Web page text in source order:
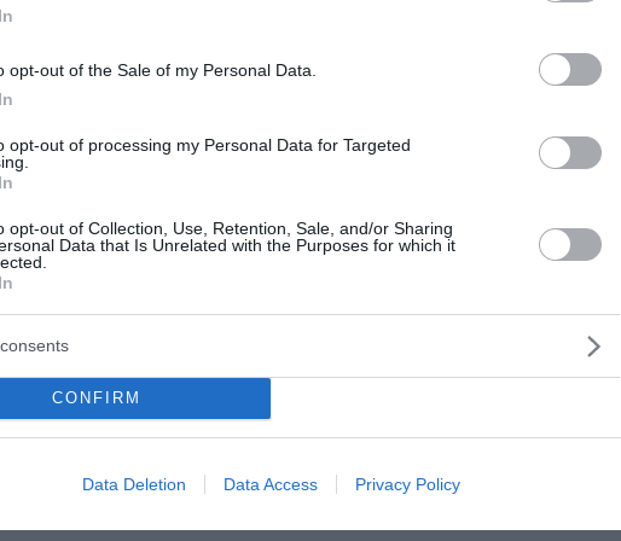
opt-out of the Sale of my Personal Data.
opt-out of processing my Personal Data for Targeted
opt-out of Collection, Use, Retention, Sale, and/or Sharing
Data that Is Unrelated with the Purposes for which it
CONFIRM
Data Deletion Data Access Privacy Policy
και της Μεταπολίτευσης, δεν αναφέρθηκε —παρ’ ότι είχαν
τι να αναδείξει, εκτός από τον ίδιο. Δεν υπήρξαν τολμηρές
Ελλάς, τι θα γίνει φίλε μου με εμάς;». Έλα ντε…
γιατί ο Τσίπρας προσπάθησε να είναι κάποιος άλλος.
Πάλλας», και το κοριτσάκι στην εξέδρα, όπως το 1985 στο
θέλει τους ιστορικούς παραλληλισμούς;
ο Καράγιωργας, ο Σημίτης, ο Χαραλαμπόπουλος, η Ακρίτα, η
η Λινού και ο Σαουλίδης, που έφαγε πόρτα στο συνέδριο του